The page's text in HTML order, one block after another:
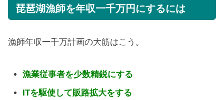
琵琶湖漁師を年収一千万円にするには
漁師年収一千万計画の大筋はこう。
漁業従事者を少数精鋭にする
ITを駆使して販路拡大をする